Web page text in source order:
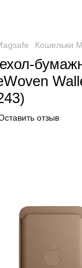
Кошельки
отзыв